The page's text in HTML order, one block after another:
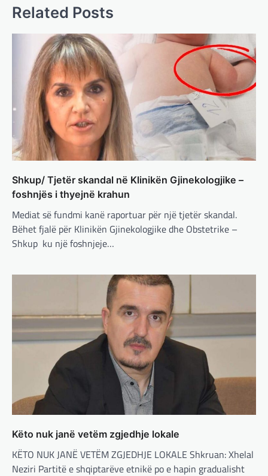
Related Posts
Shkup/ Tjetër skandal në Klinikën Gjinekologjike –
foshnjës i thyejnë krahun
Mediat së fundmi kanë raportuar për një tjetër skandal.
Bëhet fjalë për Klinikën Gjinekologjike dhe Obstetrike –
Shkup ku një foshnjeje…
Këto nuk janë vetëm zgjedhje lokale
KËTO NUK JANË VETËM ZGJEDHJE LOKALE Shkruan: Xhelal
Neziri Partitë e shqiptarëve etnikë po e hapin gradualisht
Gjermania ndodhet aktualisht në kulmin e
përpjekjeve për krijimin e qeverisë dhe koha
BOTA,LAJME RAJONI,SPECIALE
Çka ndodhë tash pas
ndërprerjes së ndihmës
ushtarake për Ukrainën nga
Trump
adminadmin March 4, 2025
Pas takimit të liderëve evropianë në Londër,
francezët dhe britanikët kanë hartuar një
BOTA,KRONIKË E ZEZË
TOP
Trump ndërpreu ndihmën
ushtarake, kryeministri i
vazhdimin e bashkëpunimit me
SHBA!
adminadmin March 4, 2025
Kryeministri i Ukrainës thotë se vendi i tij
është absolutisht i vendosur të vazhdojë
bashkëpunimin e saj me Shtetet e…
LAJME,MË TË FUNDIT RAJONI,
Erdogan: Izraeli nuk do të gjejë
paqe pa themelimin e shtetit
adminadmin March 4, 2025
Presidenti turk, Recep Tayyip Erdogan, ka
deklaruar se siguria e Evropës pa Turqinë